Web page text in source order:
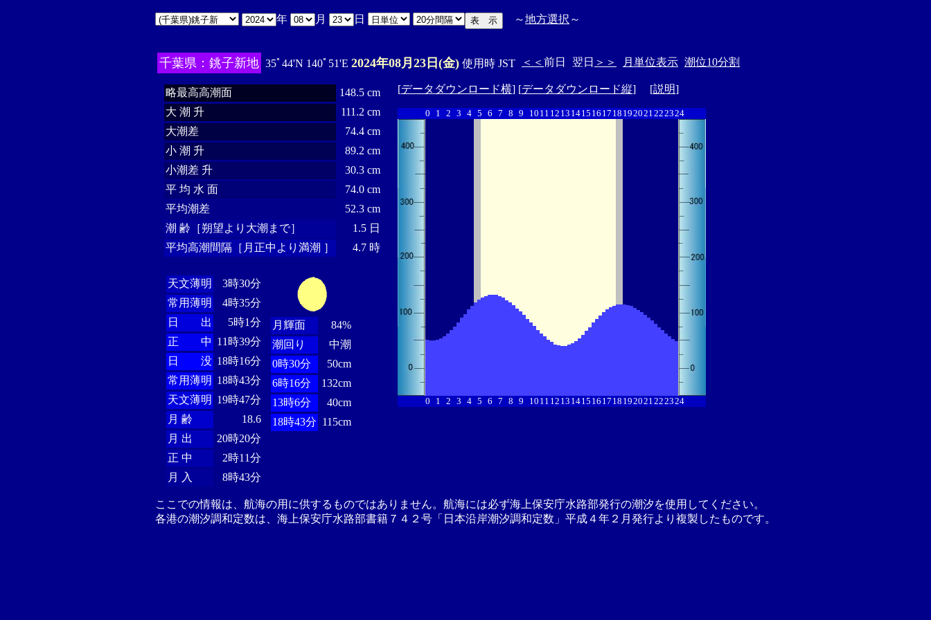
年 月 日 ～地方選択 ～
千葉県：銚子新地 35ﾟ44'N 140ﾟ51'E 2024年08月23日(金) 使用時 JST ＜＜ 前日 翌日 ＞＞ 月単位表示 潮位10分割
略最高高潮面
148.5 cm
大 潮 升
111.2 cm
大潮差
74.4 cm
小 潮 升
89.2 cm
小潮差 升
30.3 cm
平 均 水 面
74.0 cm
平均潮差
52.3 cm
潮 齢［朔望より大潮まで］
1.5 日
平均高潮間隔［月正中より満潮 ］
4.7 時
天文薄明
3時30分
常用薄明
4時35分
日 出
5時1分
正 中 11時39分
日 没 18時16分
常用薄明 18時43分
天文薄明 19時47分
月 齢
18.6
月 出
20時20分
正 中
2時11分
月 入
8時43分
月輝面
84%
潮回り
中潮
0時30分
50cm
6時16分
132cm
13時6分
40cm
18時43分 115cm
[データダウンロード横] [データダウンロード縦] [説明]
0 1 2 3 4 5 6 7 8 9 10 11 12 13 1415 16 17 18 192021222324
0 1 2 3 4 5 6 7 8 9 10 11 12 13 1415 16 17 18 192021222324
ここでの情報は、航海の用に供するものではありません。航海には必ず海上保安庁水路部発行の潮汐を使用してください。
各港の潮汐調和定数は、海上保安庁水路部書籍７４２号「日本沿岸潮汐調和定数」平成４年２月発行より複製したものです。